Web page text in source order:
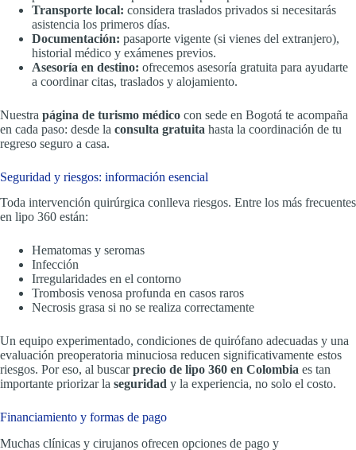
Transporte local: considera traslados privados si necesitarás
asistencia los primeros días.
Documentación: pasaporte vigente (si vienes del extranjero),
historial médico y exámenes previos.
Asesoría en destino: ofrecemos asesoría gratuita para ayudarte
a coordinar citas, traslados y alojamiento.
Nuestra página de turismo médico con sede en Bogotá te acompaña
en cada paso: desde la consulta gratuita hasta la coordinación de tu
regreso seguro a casa.
Seguridad y riesgos: información esencial
Toda intervención quirúrgica conlleva riesgos. Entre los más frecuentes
en lipo 360 están:
Hematomas y seromas
Infección
Irregularidades en el contorno
Trombosis venosa profunda en casos raros
Necrosis grasa si no se realiza correctamente
Un equipo experimentado, condiciones de quirófano adecuadas y una
evaluación preoperatoria minuciosa reducen significativamente estos
riesgos. Por eso, al buscarprecio de lipo 360 en Colombia es tan
importante priorizar la seguridad y la experiencia, no solo el costo.
Financiamiento y formas de pago
Muchas clínicas y cirujanos ofrecen opciones de pago y